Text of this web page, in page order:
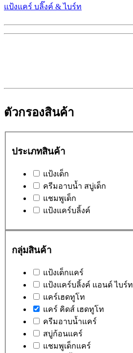
แป้งแคร์ บลิ๊งค์ & ไบร์ท
ตัวกรองสินค้า
ประเภทสินค้า
แป้งเด็ก
ครีมอาบน้ำ สบู่เด็ก
แชมพูเด็ก
แป้งแคร์บลิ้งค์
กลุ่มสินค้า
แป้งเด็กแคร์
แป้งแคร์บลิ้งค์ แอนด์ ไบร์ท
แคร์เฮดทูโท
แคร์ คิดส์ เฮดทูโท
ครีมอาบน้ำแคร์
สบู่ก้อนแคร์
แชมพูเด็กแคร์